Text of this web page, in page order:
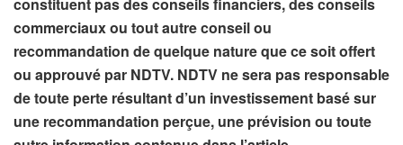
commerciaux ou tout autre conseil ou
recommandation de quelque nature que ce soit offert
ou approuvé par NDTV. NDTV ne sera pas responsable
de toute perte résultant d’un investissement basé sur
une recommandation perçue, une prévision ou toute